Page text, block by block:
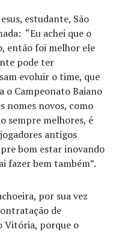
estudante, São
“Eu achei que o
então foi melhor ele
pode ter
evoluir o time, que
o Campeonato Baiano
nomes novos, como
sempre melhores, é
antigos
bom estar inovando
fazer bem também”.
por sua vez
de
Vitória, porque o